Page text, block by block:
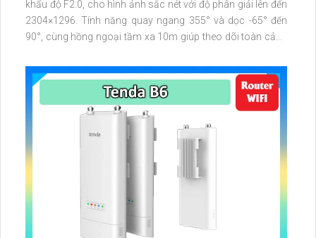
khẩu độ F2.0, cho hình ảnh sắc nét với độ phân giải lên đến
2304×1296. Tính năng quay ngang 355° và dọc -65° đến
90°, cùng hồng ngoại tầm xa 10m giúp theo dõi toàn cảnh